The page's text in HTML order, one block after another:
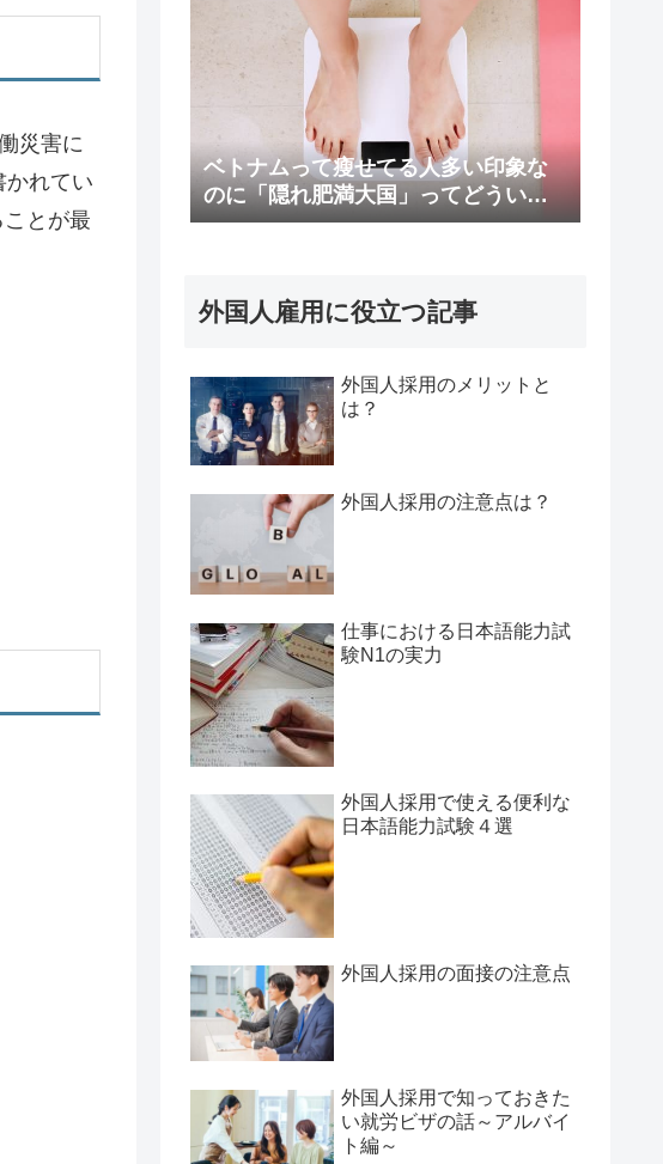
災害に
かれてい
とが最
ベトナムって瘦せてる人多い印象な
のに「隠れ肥満大国」ってどういう
こと！？
外国人雇用に役立つ記事
外国人採用のメリットと
は？
外国人採用の注意点は？
仕事における日本語能力試
験N1の実力
外国人採用で使える便利な
日本語能力試験４選
外国人採用の面接の注意点
外国人採用で知っておきた
い就労ビザの話～アルバイ
ト編～